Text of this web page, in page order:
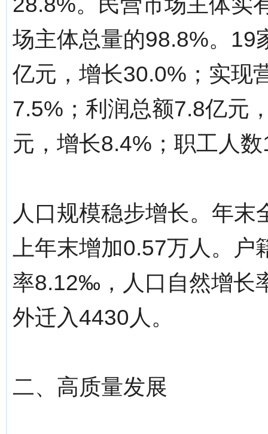
场主体总量的98.8%。19
亿元，增长30.0%；实现
7.5%；利润总额7.8亿元
元，增长8.4%；职工人
人口规模稳步增长。年
上年末增加0.57万人。
率8.12‰，人口自然增长
外迁入4430人。
二、高质量发展